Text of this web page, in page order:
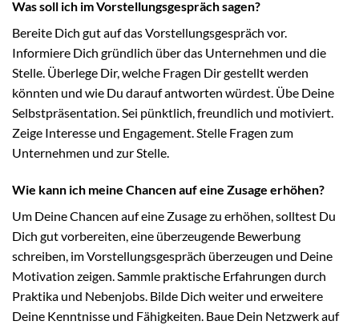
Was soll ich im Vorstellungsgespräch sagen?
Bereite Dich gut auf das Vorstellungsgespräch vor.
Informiere Dich gründlich über das Unternehmen und die
Stelle. Überlege Dir, welche Fragen Dir gestellt werden
könnten und wie Du darauf antworten würdest. Übe Deine
Selbstpräsentation. Sei pünktlich, freundlich und motiviert.
Zeige Interesse und Engagement. Stelle Fragen zum
Unternehmen und zur Stelle.
Wie kann ich meine Chancen auf eine Zusage erhöhen?
Um Deine Chancen auf eine Zusage zu erhöhen, solltest Du
Dich gut vorbereiten, eine überzeugende Bewerbung
schreiben, im Vorstellungsgespräch überzeugen und Deine
Motivation zeigen. Sammle praktische Erfahrungen durch
Praktika und Nebenjobs. Bilde Dich weiter und erweitere
Deine Kenntnisse und Fähigkeiten. Baue Dein Netzwerk auf